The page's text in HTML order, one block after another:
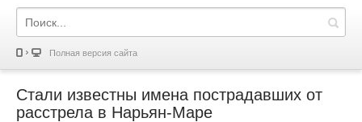
Полная версия сайта
Стали известны имена пострадавших от
расстрела в Нарьян-Маре